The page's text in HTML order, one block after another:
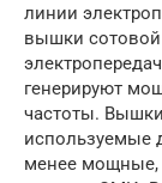
линии
вышки сотовой
генерируют
частоты.
используемые
менее мощные,